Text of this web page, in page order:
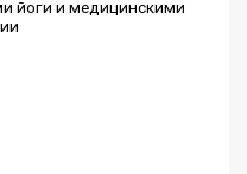
йоги и медицинскими